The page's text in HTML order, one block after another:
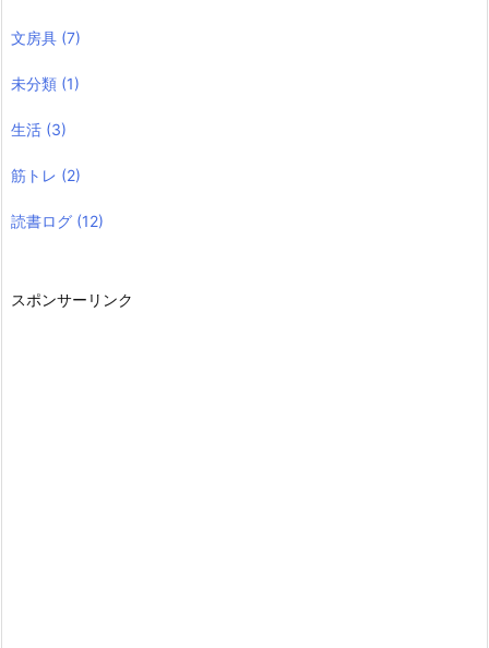
文房具 (7)
未分類 (1)
生活 (3)
筋トレ (2)
読書ログ (12)
スポンサーリンク